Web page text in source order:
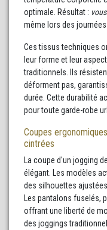
optimale. Résultat :
même lors des
Ces tissus techniques
leur forme et leur
traditionnels. Ils
déforment pas,
durée. Cette durabilité
pour toute garde-robe
Coupes
cintrées
La coupe d'un jogging
élégant. Les modèles
des silhouettes
Les pantalons fuselés,
offrant une liberté de
des joggings